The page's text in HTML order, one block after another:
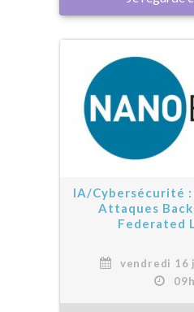
IA/Cybersécurité
Attaques
Federated
vendredi 16